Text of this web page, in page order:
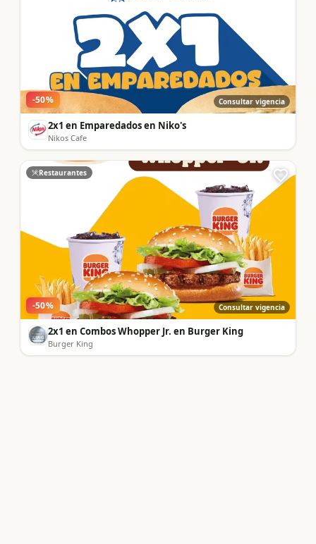
-50% Consultar vigencia
2x1 en Emparedados en Niko's
Nikos Cafe
Restaurantes
-50% Consultar vigencia
2x1 en Combos Whopper Jr. en Burger King
Burger King